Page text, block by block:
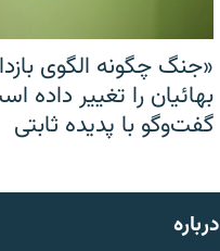
«جنگ چگونه الگوی
بهائیان را تغییر داده
گفت‌وگو با پدیده ثابتی
درباره